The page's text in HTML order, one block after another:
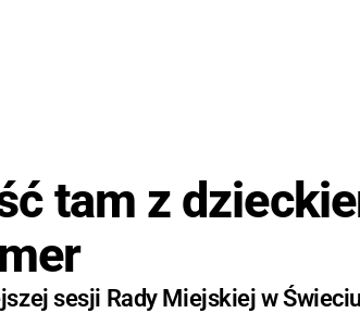
tam z
sesji Rady Miejskiej w